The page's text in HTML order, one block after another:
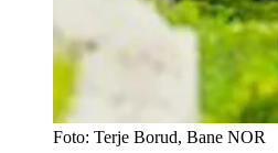
Foto: Terje Borud, Bane NOR